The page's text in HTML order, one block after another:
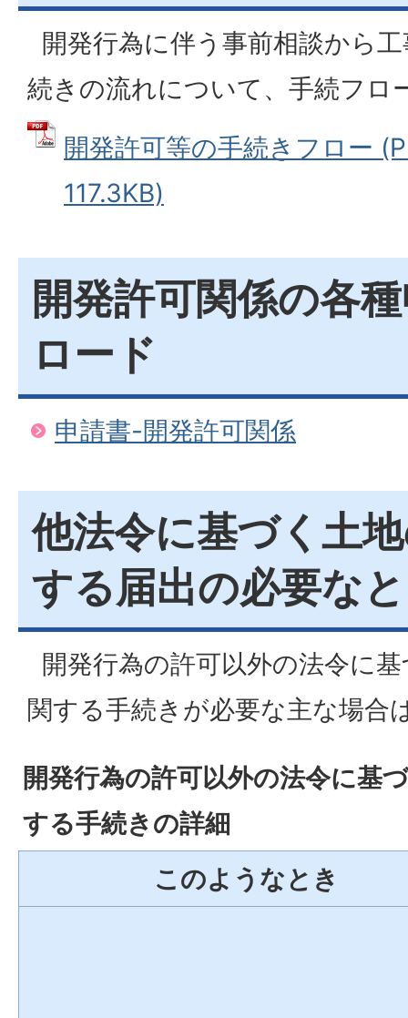
開発行為に伴う事前相談から
続きの流れについて、手続フロ
開発許可等の手続きフロー
117.3KB)
開発許可関係の各
ロード
申請書-開発許可関係
他法令に基づく土
する届出の必要な
開発行為の許可以外の法令に
関する手続きが必要な主な場合
開発行為の許可以外の法令に基
する手続きの詳細
このようなとき